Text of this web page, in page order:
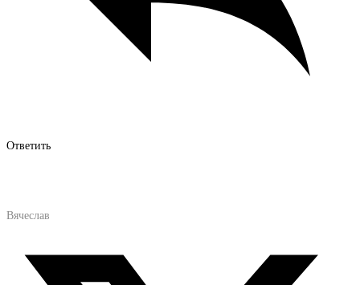
Ответить
Вячеслав